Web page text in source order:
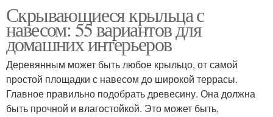
Скрывающиеся крыльца с
навесом: 55 вариантов для
домашних интерьеров
Деревянным может быть любое крыльцо, от самой
простой площадки с навесом до широкой террасы.
Главное правильно подобрать древесину. Она должна
быть прочной и влагостойкой. Это может быть,